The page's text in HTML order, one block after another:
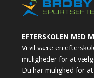
EFTERSKOLEN MED
Vi vil være en
muligheder for at
Du har mulighed for